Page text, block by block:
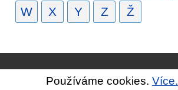
W
X Y Z Ž
Používáme cookies. Více.